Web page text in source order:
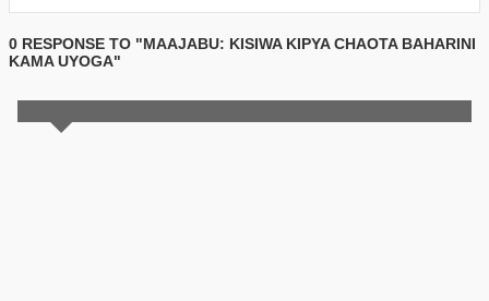
0 RESPONSE TO "MAAJABU: KISIWA KIPYA CHAOTA BAHARINI
KAMA UYOGA"